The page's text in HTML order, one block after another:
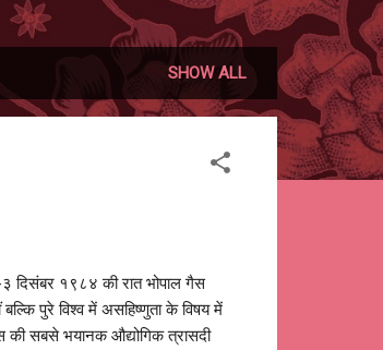
SHOW ALL
१९८४ की रात भोपाल गैस
पुरे विश्व में असहिष्णुता के विषय में
की सबसे भयानक औद्योगिक त्रासदी